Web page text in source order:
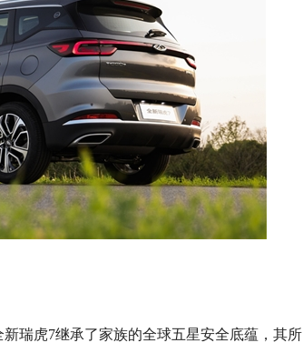
瑞虎7继承了家族的全球五星安全底蕴，其所